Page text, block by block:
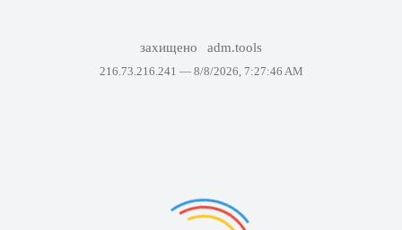
захищено adm.tools
216.73.216.241 — 8/8/2026, 7:27:46 AM